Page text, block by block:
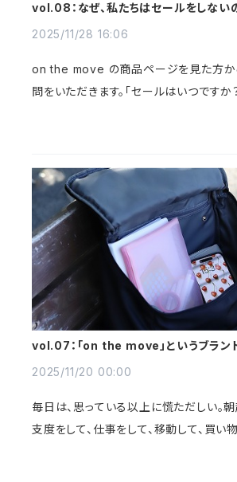
vol.08：なぜ、私たちはセールをしない
2025/11/28 16:06
on the move の商品ページを見た方か
問をいただきます。「セールはいつですか
りませんか？」実は、私たちは、セールや
vol.07：「on the move」というブラン
2025/11/20 00:00
毎日は、思っている以上に慌ただしい。
支度をして、仕事をして、移動して、買い